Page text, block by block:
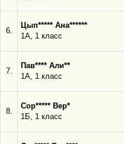
6.
Цып***** Ана******
1А, 1 класс
7.
Пав**** Али**
1А, 1 класс
8.
Сор***** Вер*
1Б, 1 класс